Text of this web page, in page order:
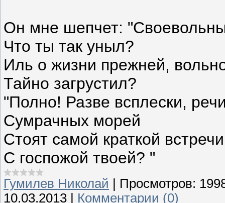
Он мне шепчет:
Что ты так уныл?
Иль о жизни прежней,
Тайно загрустил?
"Полно! Разве всплески,
Сумрачных морей
Стоят самой краткой встречи
С госпожой твоей? "
Гумилев Николай | Просмотров:
10.03.2013 | Комментарии (0)